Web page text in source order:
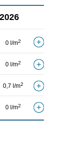
0 l/m2
0 l/m2
0,7 l/m2
0 l/m2